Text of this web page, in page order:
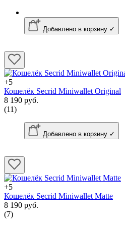
Добавлено в корзину ✓
+5
Кошелёк Secrid Miniwallet Original
8 190 руб.
(11)
Добавлено в корзину ✓
+5
Кошелёк Secrid Miniwallet Matte
8 190 руб.
(7)